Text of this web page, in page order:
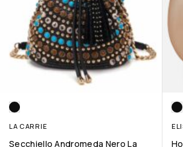
LA CARRIE
Secchiello Andromeda Nero La